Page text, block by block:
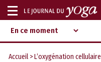
Aller
au
contenu
d‘information
indépendant
Afficher
ou
masquer
Accueil > L’oxygénation cellulaire